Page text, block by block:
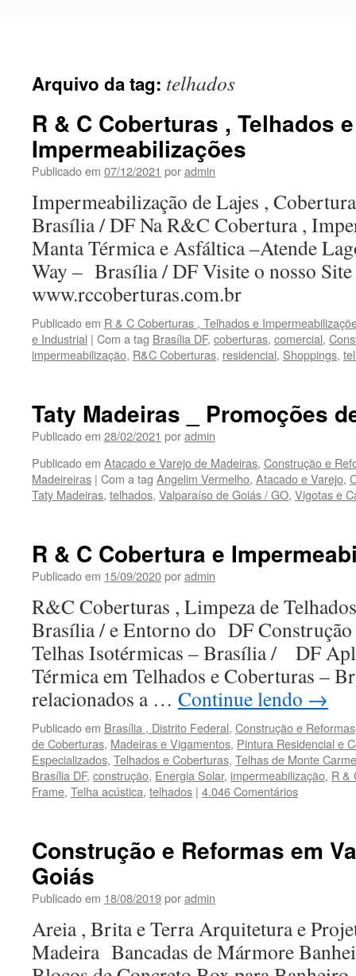
Arquivo da tag: telhados
R & C Coberturas , Telhados e
Impermeabilizações
Publicado em 07/12/2021 poradmin
Impermeabilização de Lajes ,
Brasília / DF Na R&C Cobertura ,
Manta Térmica e Asfáltica –Atende
Way – Brasília / DF Visite o nosso
www.rccoberturas.com.br
Publicado em R & C Coberturas , Telhados e
e Industrial | Com a tag Brasília DF, coberturas, comercial,
impermeabilização, R&C Coberturas, residencial, Shoppings,
Taty Madeiras _ Promoções
Publicado em 28/02/2021 poradmin
Publicado em Atacado e Varejo de Madeiras, Construção e
Madeireiras | Com a tag Angelim Vermelho, Atacado e Varejo,
Taty Madeiras, telhados, Valparaíso de Goiás / GO, Vigotas e
R & C Cobertura e
Publicado em 15/09/2020poradmin
R&C Coberturas , Limpeza de
Brasília / e Entorno do DF
Telhas Isotérmicas – Brasília / DF
Térmica em Telhados e Coberturas –
relacionados a … Continue lendo →
Publicado em Brasília , Distrito Federal, Construção e Reformas
de Coberturas, Madeiras e Vigamentos, Pintura Residencial e
Especializados, Telhados e Coberturas, Telhas de Monte
Brasília DF, construção, Energia Solar, impermeabilização, R &
Frame, Telha acústica, telhados | 4.046 Comentários
Construção e Reformas em
Goiás
Publicado em 18/08/2019poradmin
Areia , Brita e Terra Arquitetura e
Madeira Bancadas de Mármore